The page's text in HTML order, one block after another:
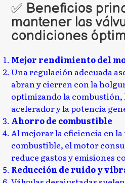
✅ Beneficios
mantener las
condiciones
Mejor rendimiento del
Una regulación adecuada
abran y cierren con la
optimizando la combustión,
acelerador y la potencia
Ahorro de combustible
Al mejorar la eficiencia en la
combustible, el motor
reduce gastos y emisiones
Reducción de ruido y